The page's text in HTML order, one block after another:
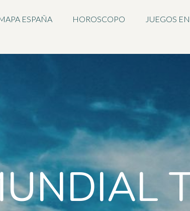
ESPAÑA HOROSCOPO JUEGOS